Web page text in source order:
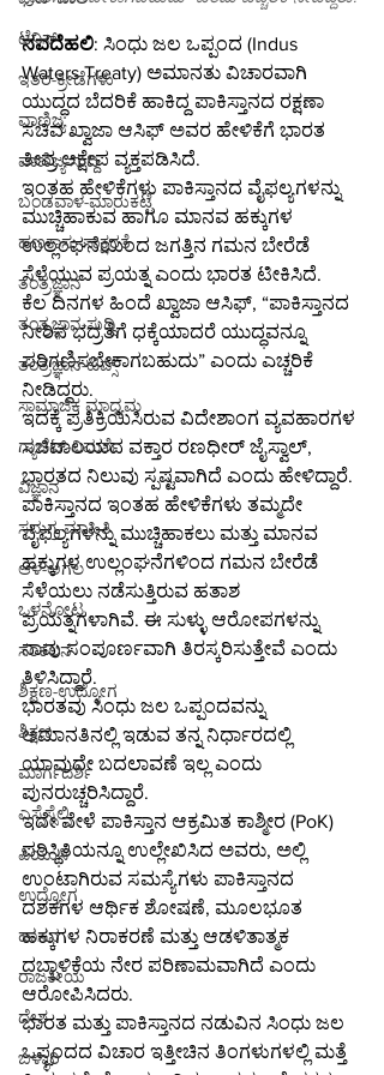
ಟೆನಿಸ್
ಇತರ-ಕ್ರೀಡೆಗಳು
ವಾಣಿಜ್ಯ
ವಾಣಿಜ್ಯ-ಸುದ್ದಿ
ಬಂಡವಾಳ-ಮಾರುಕಟ್ಟೆ
ಹಣಕಾಸು-ಸಾಕ್ಷರತೆ
ತಂತ್ರಜ್ಞಾನ
ತಂತ್ರಜ್ಞಾನ-ಸುದ್ದಿ
ತಂತ್ರಜ್ಞಾನ-ಟಿಪ್ಸ್
ಸಾಮಾಜಿಕ ಮಾಧ್ಯಮ
ಗ್ಯಾಜೆಟ್-ವಿಮರ್ಶೆ
ವಿಜ್ಞಾನ
ಸಮಗ್ರ-ಮಾಹಿತಿ
ಆಳ-ಅಗಲ
ಒಳನೋಟ
ಸಂಕಲನ
ಶಿಕ್ಷಣ-ಉದ್ಯೋಗ
ಶಿಕ್ಷಣ
ಮಾರ್ಗದರ್ಶಿ
ಎಸ್ಸೆಸ್ಸೆಲ್ಸಿ
ಪಿಯುಸಿ
ಉದ್ಯೋಗ
ಹಾಸನ
ರಾಜಕೀಯ
ದೇಶ
ಬಳ್ಳಾರಿ
ನವದೆಹಲಿ: ಸಿಂಧು ಜಲ ಒಪ್ಪಂದ (Indus
Waters Treaty) ಅಮಾನತು ವಿಚಾರವಾಗಿ
ಯುದ್ಧದ ಬೆದರಿಕೆ ಹಾಕಿದ್ದ ಪಾಕಿಸ್ತಾನದ ರಕ್ಷಣಾ
ಸಚಿವ ಖ್ವಾಜಾ ಆಸಿಫ್ ಅವರ ಹೇಳಿಕೆಗೆ ಭಾರತ
ತೀವ್ರ ಆಕ್ಷೇಪ ವ್ಯಕ್ತಪಡಿಸಿದೆ.
ಇಂತಹ ಹೇಳಿಕೆಗಳು ಪಾಕಿಸ್ತಾನದ ವೈಫಲ್ಯಗಳನ್ನು
ಮುಚ್ಚಿಹಾಕುವ ಹಾಗೂ ಮಾನವ ಹಕ್ಕುಗಳ
ಉಲ್ಲಂಘನೆಯಿಂದ ಜಗತ್ತಿನ ಗಮನ ಬೇರೆಡೆ
ಸೆಳೆಯುವ ಪ್ರಯತ್ನ ಎಂದು ಭಾರತ ಟೀಕಿಸಿದೆ.
ಕೆಲ ದಿನಗಳ ಹಿಂದೆ ಖ್ವಾಜಾ ಆಸಿಫ್, “ಪಾಕಿಸ್ತಾನದ
ನೀರಿನ ಭದ್ರತೆಗೆ ಧಕ್ಕೆಯಾದರೆ ಯುದ್ಧವನ್ನೂ
ಪರಿಗಣಿಸಬೇಕಾಗಬಹುದು” ಎಂದು ಎಚ್ಚರಿಕೆ
ನೀಡಿದ್ದರು.
ಇದಕ್ಕೆ ಪ್ರತಿಕ್ರಿಯಿಸಿರುವ ವಿದೇಶಾಂಗ ವ್ಯವಹಾರಗಳ
ಸಚಿವಾಲಯದ ವಕ್ತಾರ ರಣಧೀರ್ ಜೈಸ್ವಾಲ್,
ಭಾರತದ ನಿಲುವು ಸ್ಪಷ್ಟವಾಗಿದೆ ಎಂದು ಹೇಳಿದ್ದಾರೆ.
ಪಾಕಿಸ್ತಾನದ ಇಂತಹ ಹೇಳಿಕೆಗಳು ತಮ್ಮದೇ
ವೈಫಲ್ಯಗಳನ್ನು ಮುಚ್ಚಿಹಾಕಲು ಮತ್ತು ಮಾನವ
ಹಕ್ಕುಗಳ ಉಲ್ಲಂಘನೆಗಳಿಂದ ಗಮನ ಬೇರೆಡೆ
ಸೆಳೆಯಲು ನಡೆಸುತ್ತಿರುವ ಹತಾಶ
ಪ್ರಯತ್ನಗಳಾಗಿವೆ. ಈ ಸುಳ್ಳು ಆರೋಪಗಳನ್ನು
ನಾವು ಸಂಪೂರ್ಣವಾಗಿ ತಿರಸ್ಕರಿಸುತ್ತೇವೆ ಎಂದು
ತಿಳಿಸಿದ್ದಾರೆ.
ಭಾರತವು ಸಿಂಧು ಜಲ ಒಪ್ಪಂದವನ್ನು
ಅಮಾನತಿನಲ್ಲಿ ಇಡುವ ತನ್ನ ನಿರ್ಧಾರದಲ್ಲಿ
ಯಾವುದೇ ಬದಲಾವಣೆ ಇಲ್ಲ ಎಂದು
ಪುನರುಚ್ಚರಿಸಿದ್ದಾರೆ.
ಇದೇ ವೇಳೆ ಪಾಕಿಸ್ತಾನ ಆಕ್ರಮಿತ ಕಾಶ್ಮೀರ (PoK)
ಪರಿಸ್ಥಿತಿಯನ್ನೂ ಉಲ್ಲೇಖಿಸಿದ ಅವರು, ಅಲ್ಲಿ
ಉಂಟಾಗಿರುವ ಸಮಸ್ಯೆಗಳು ಪಾಕಿಸ್ತಾನದ
ದಶಕಗಳ ಆರ್ಥಿಕ ಶೋಷಣೆ, ಮೂಲಭೂತ
ಹಕ್ಕುಗಳ ನಿರಾಕರಣೆ ಮತ್ತು ಆಡಳಿತಾತ್ಮಕ
ದಬ್ಬಾಳಿಕೆಯ ನೇರ ಪರಿಣಾಮವಾಗಿದೆ ಎಂದು
ಆರೋಪಿಸಿದರು.
ಭಾರತ ಮತ್ತು ಪಾಕಿಸ್ತಾನದ ನಡುವಿನ ಸಿಂಧು ಜಲ
ಒಪ್ಪಂದದ ವಿಚಾರ ಇತ್ತೀಚಿನ ತಿಂಗಳುಗಳಲ್ಲಿ ಮತ್ತೆ